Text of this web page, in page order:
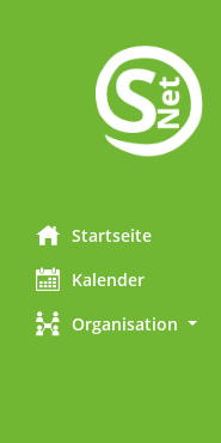
Startseite
Kalender
Organisation